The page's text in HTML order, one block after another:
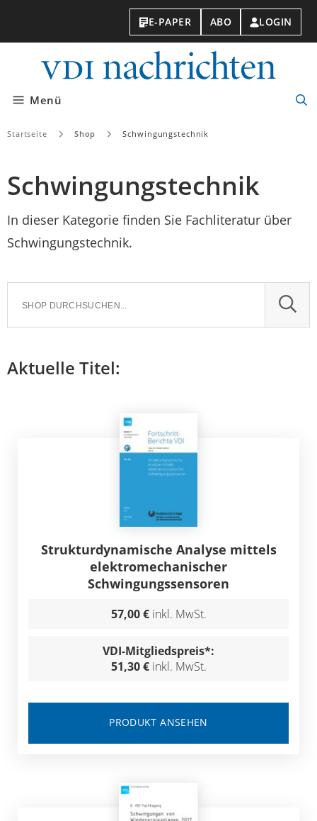
E-PAPER ABO LOGIN
Menü
Startseite Shop Schwingungstechnik
Schwingungstechnik
In dieser Kategorie finden Sie Fachliteratur über
Schwingungstechnik.
Aktuelle Titel:
Strukturdynamische Analyse mittels
elektromechanischer
Schwingungssensoren
57,00 € inkl. MwSt.
VDI-Mitgliedspreis*:
51,30 € inkl. MwSt.
PRODUKT ANSEHEN